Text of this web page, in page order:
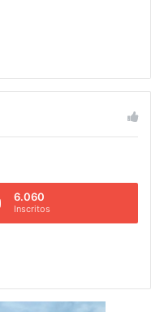
6.060
Inscritos